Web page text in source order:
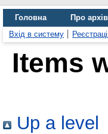
Головна Про архів
Вхід в систему
Items
Up a level